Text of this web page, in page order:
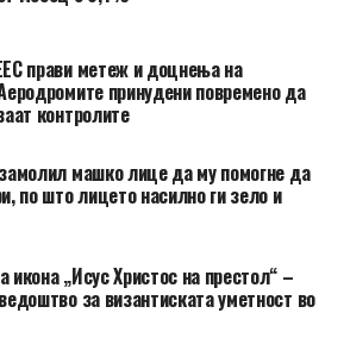
прави метеж и доцнења на
принудени повремено да
контролите
машко лице да му помогне да
по што лицето насилно ги зело и
икона „Исус Христос на престол“ –
за византиската уметност во